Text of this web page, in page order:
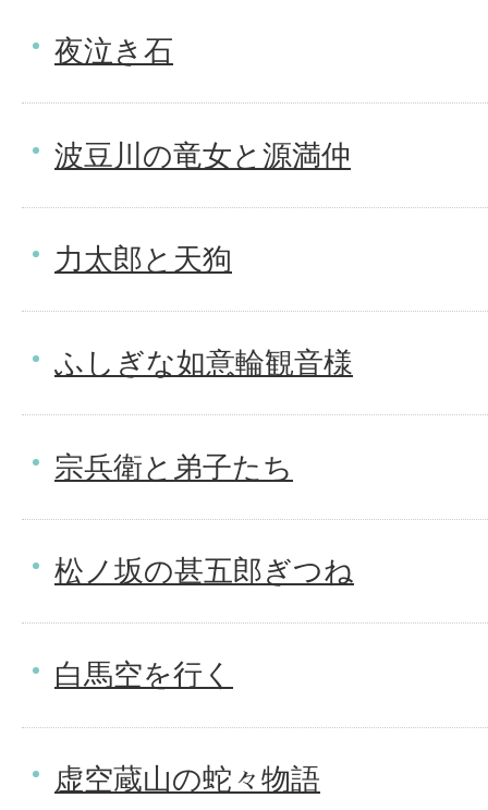
夜泣き石
波豆川の竜女と源満仲
力太郎と天狗
ふしぎな如意輪観音様
宗兵衛と弟子たち
松ノ坂の甚五郎ぎつね
白馬空を行く
虚空蔵山の蛇々物語